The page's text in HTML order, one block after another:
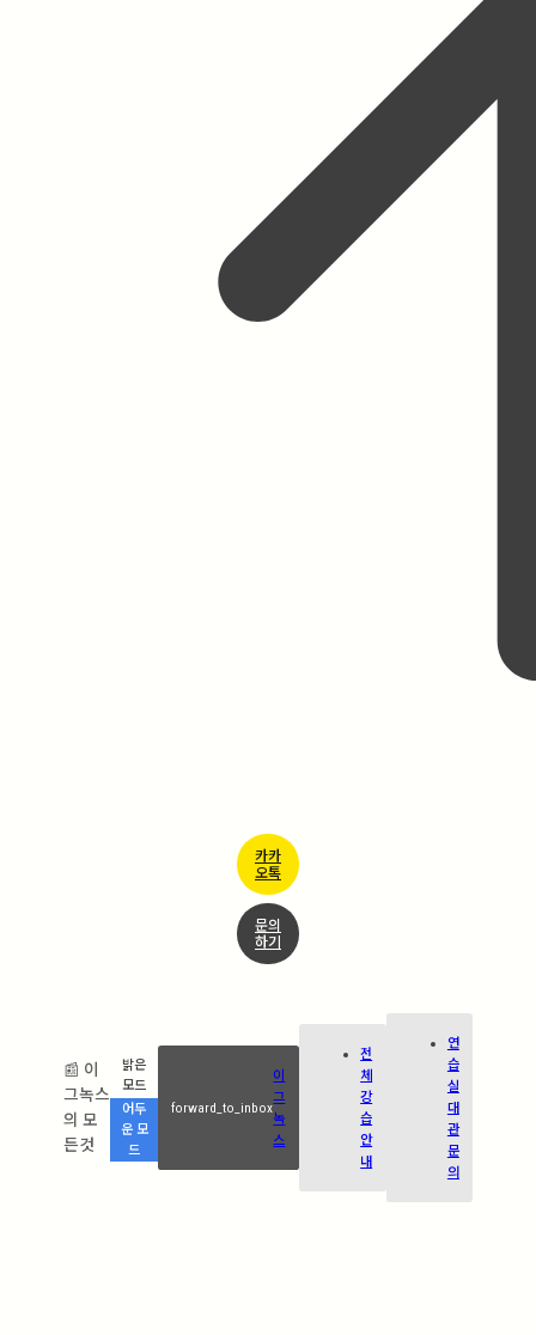
카카
오톡
문의
하기
📰 이
그녹스
의 모
든것
밝은
모드
어두
운 모
드
forward_to_inbox
이
그
녹
스
전
체
강
습
안
내
연
습
실
대
관
문
의